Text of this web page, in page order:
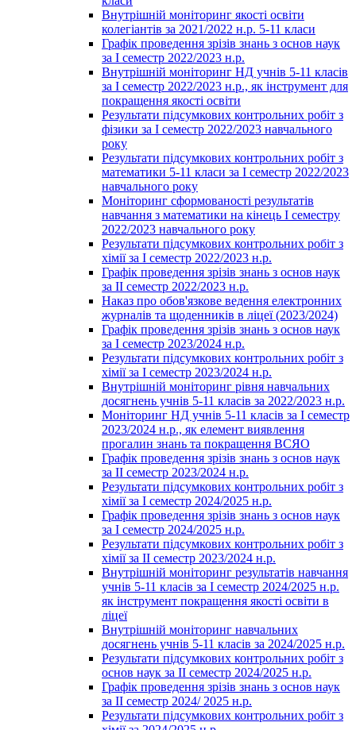
Внутрішній моніторинг якості освіти
колегіантів за 2021/2022 н.р. 5-11 класи
Графік проведення зрізів знань з основ наук
за І семестр 2022/2023 н.р.
Внутрішній моніторинг НД учнів 5-11 класів
за І семестр 2022/2023 н.р., як інструмент для
покращення якості освіти
Результати підсумкових контрольних робіт з
фізики за І семестр 2022/2023 навчального
року
Результати підсумкових контрольних робіт з
математики 5-11 класи за І семестр 2022/2023
навчального року
Моніторинг сформованості результатів
навчання з математики на кінець І семестру
2022/2023 навчального року
Результати підсумкових контрольних робіт з
хімії за І семестр 2022/2023 н.р.
Графік проведення зрізів знань з основ наук
за ІІ семестр 2022/2023 н.р.
Наказ про обов'язкове ведення електронних
журналів та щоденників в ліцеї (2023/2024)
Графік проведення зрізів знань з основ наук
за І семестр 2023/2024 н.р.
Результати підсумкових контрольних робіт з
хімії за І семестр 2023/2024 н.р.
Внутрішній моніторинг рівня навчальних
досягнень учнів 5-11 класів за 2022/2023 н.р.
Моніторинг НД учнів 5-11 класів за І семестр
2023/2024 н.р., як елемент виявлення
прогалин знань та покращення ВСЯО
Графік проведення зрізів знань з основ наук
за ІІ семестр 2023/2024 н.р.
Результати підсумкових контрольних робіт з
хімії за І семестр 2024/2025 н.р.
Графік проведення зрізів знань з основ наук
за І семестр 2024/2025 н.р.
Результати підсумкових контрольних робіт з
хімії за ІІ семестр 2023/2024 н.р.
Внутрішній моніторинг результатів навчання
учнів 5-11 класів за І семестр 2024/2025 н.р.
як інструмент покращення якості освіти в
ліцеї
Внутрішній моніторинг навчальних
досягнень учнів 5-11 класів за 2024/2025 н.р.
Результати підсумкових контрольних робіт з
основ наук за ІІ семестр 2024/2025 н.р.
Графік проведення зрізів знань з основ наук
за ІІ семестр 2024/ 2025 н.р.
Результати підсумкових контрольних робіт з